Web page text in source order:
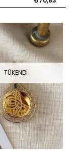
TÜKENDI